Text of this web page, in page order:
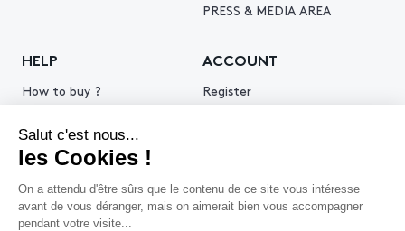
PRESS & MEDIA AREA
HELP
How to buy ?
Get an estimate
ACCOUNT
Register